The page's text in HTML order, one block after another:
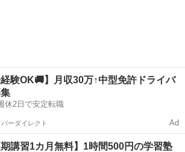
経験OK🚚】月収30万↑中型免許ドライバ
休2日で安定転職
バーダイレクト Ad
期講習1カ月無料】1時間500円の学習塾